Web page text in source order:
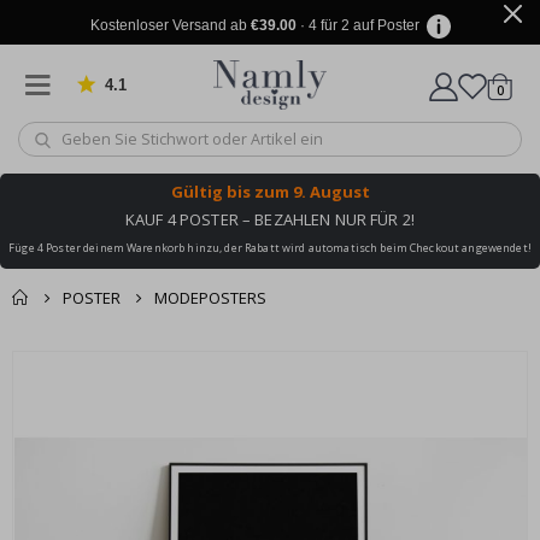
Kostenloser Versand ab €39.00· 4 für 2 auf Poster
4.1 von 1032 Bewertungen
Wagen
0
Gültig bis zum 9. August
KAUF 4 POSTER – BEZAHLEN NUR FÜR 2!
Füge 4 Poster deinem Warenkorb hinzu, der Rabatt wird automatisch beim Checkout angewendet!
POSTER MODEPOSTERS